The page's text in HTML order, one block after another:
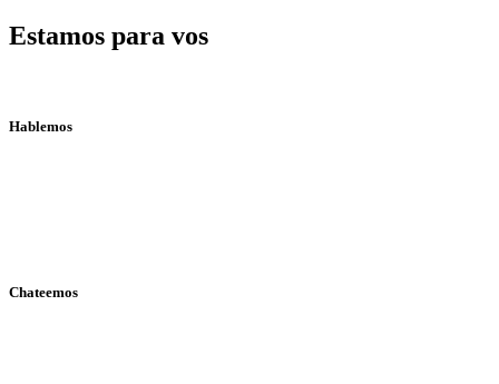
Estamos para vos
Hablemos
Chateemos